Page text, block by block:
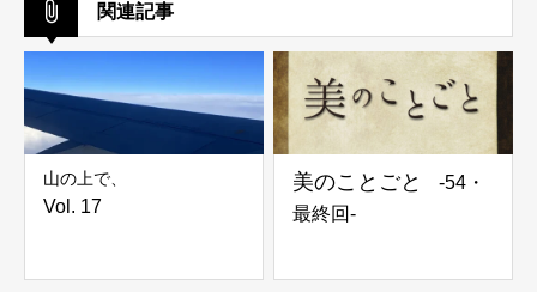
関連記事
山の上で、
Vol. 17
美のことごと
-54・
最終回-